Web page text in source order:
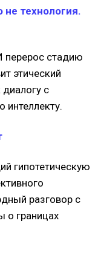
технология.
стадию
этический
с
интеллекту.
гипотетическую
разговор с
о границах